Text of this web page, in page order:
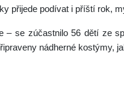
přijede podívat i příští rok,
– se zúčastnilo 56 dětí ze
nádherné kostýmy,